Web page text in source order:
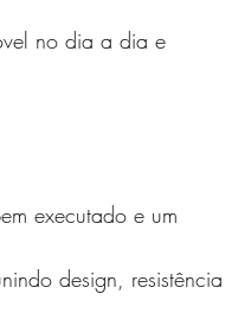
no dia a dia e
executado e um
design, resistência